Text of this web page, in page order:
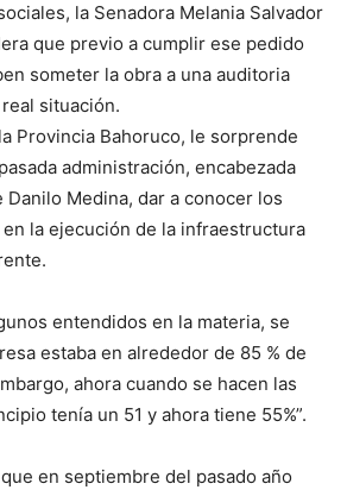
la Senadora Melania Salvador
que previo a cumplir ese pedido
someter la obra a una auditoria
situación.
Provincia Bahoruco, le sorprende
administración, encabezada
Medina, dar a conocer los
la ejecución de la infraestructura
entendidos en la materia, se
estaba en alrededor de 85 % de
ahora cuando se hacen las
tenía un 51 y ahora tiene 55%”.
en septiembre del pasado año